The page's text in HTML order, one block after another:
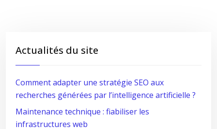
Actualités du site
Comment adapter une stratégie SEO aux
recherches générées par l’intelligence artificielle ?
Maintenance technique : fiabiliser les
infrastructures web